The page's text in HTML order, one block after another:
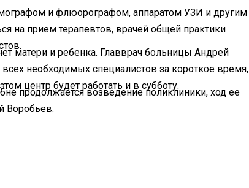
и флюорографом, аппаратом УЗИ и другим
на прием терапевтов, врачей общей практики
матери и ребенка. Главврач больницы Андрей
необходимых специалистов за короткое время,
центр будет работать и в субботу.
продолжается возведение поликлиники, ход ее
Воробьев.